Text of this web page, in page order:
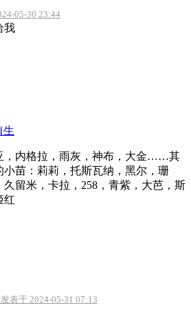
05-30 23:44
我
生
，内格拉，雨灰，神布，大金……其
小苗：莉莉，托斯瓦纳，黑尔，珊
留米，卡拉，258，青紫，大芭，斯
红
表于 2024-05-31 07:13